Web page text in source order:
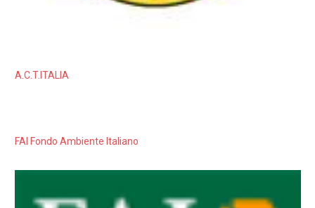
A.C.T.ITALIA
FAI Fondo Ambiente Italiano